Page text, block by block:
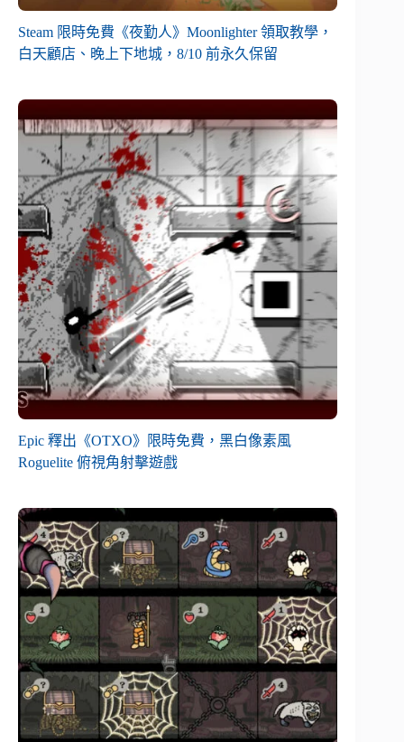
Steam 限時免費《夜勤人》Moonlighter 領取教學，
白天顧店、晚上下地城，8/10 前永久保留
Epic 釋出《OTXO》限時免費，黑白像素風
Roguelite 俯視角射擊遊戲